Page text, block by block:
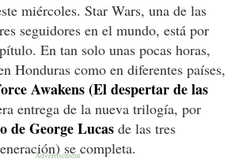
miércoles. Star Wars, una de las
seguidores en el mundo, está por
En tan solo unas pocas horas,
Honduras como en diferentes países,
Awakens (El despertar de las
entrega de la nueva trilogía, por
de George Lucas de las tres
se completa.